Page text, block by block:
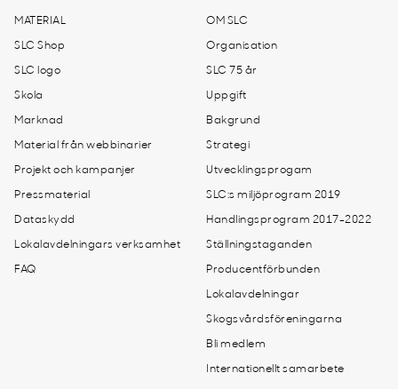
MATERIAL
SLC Shop
SLC logo
Skola
Marknad
Material från webbinarier
Projekt och kampanjer
Pressmaterial
Dataskydd
Lokalavdelningars verksamhet
FAQ
OM SLC
Organisation
SLC 75 år
Uppgift
Bakgrund
Strategi
Utvecklingsprogam
SLC:s miljöprogram 2019
Handlingsprogram 2017-2022
Ställningstaganden
Producentförbunden
Lokalavdelningar
Skogsvårdsföreningarna
Bli medlem
Internationellt samarbete